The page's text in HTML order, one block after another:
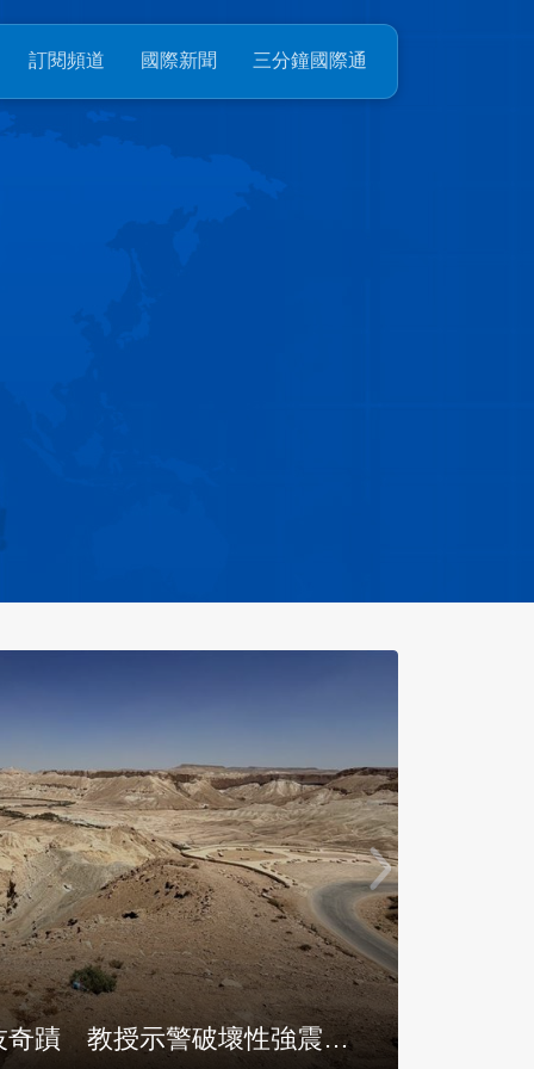
訂閱頻道 國際新聞 三分鐘國際通
車場11小時變身地下醫院！